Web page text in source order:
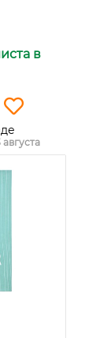
в
августа